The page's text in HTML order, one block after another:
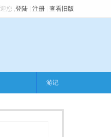
您 ,登陆 注册 查看旧版
游记